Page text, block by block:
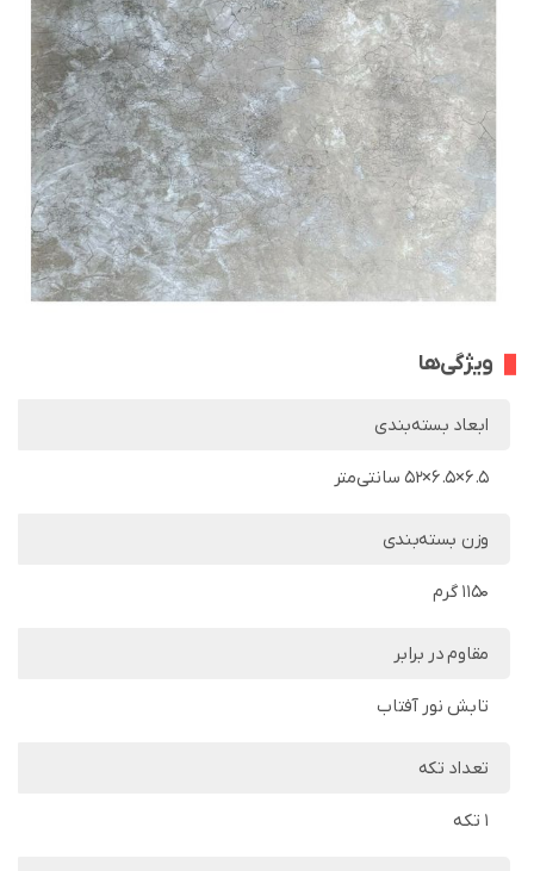
ویژگی‌ها
ابعاد بسته‌بندی
6.5×6.5×52 سانتی‌متر
وزن بسته‌بندی
1150 گرم
مقاوم در برابر
تابش نور آفتاب
تعداد تکه
1 تکه